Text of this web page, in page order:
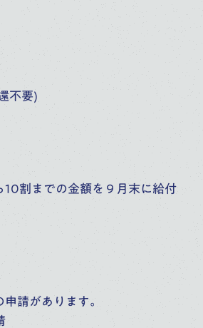
不要)
10割までの金額を９月末に給付
請があります。